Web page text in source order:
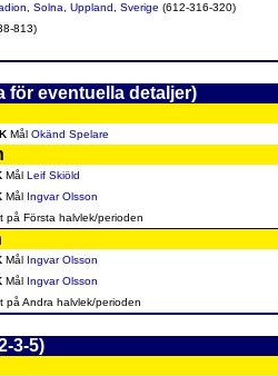
Solna, Uppland, Sverige (612-316-320)
813)
för eventuella detaljer)
Mål Okänd Spelare
Mål Leif Skiöld
Mål Ingvar Olsson
på Första halvlek/perioden
Mål Ingvar Olsson
Mål Ingvar Olsson
på Andra halvlek/perioden
3-5)